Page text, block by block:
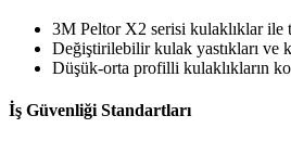
3M Peltor X2 serisi kulaklıklar ile
Değiştirilebilir kulak yastıkları ve
Düşük-orta profilli kulaklıkların
İş Güvenliği Standartları